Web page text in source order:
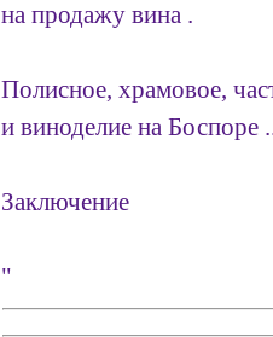
на продажу вина .
Полисное, храмовое,
и виноделие на Боспоре
Заключение
"